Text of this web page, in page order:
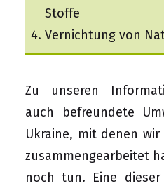
Stoffe
Vernichtung von
Zu unseren
auch befreundete
Ukraine, mit denen
zusammengearbeitet
noch tun. Eine